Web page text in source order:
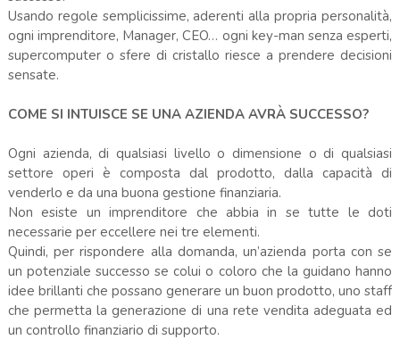
Usando regole semplicissime, aderenti alla propria personalità,
ogni imprenditore, Manager, CEO… ogni key-man senza esperti,
supercomputer o sfere di cristallo riesce a prendere decisioni
sensate.
COME SI INTUISCE SE UNA AZIENDA AVRÀ SUCCESSO?
Ogni azienda, di qualsiasi livello o dimensione o di qualsiasi
settore operi è composta dal prodotto, dalla capacità di
venderlo e da una buona gestione finanziaria.
Non esiste un imprenditore che abbia in se tutte le doti
necessarie per eccellere nei tre elementi.
Quindi, per rispondere alla domanda, un’azienda porta con se
un potenziale successo se colui o coloro che la guidano hanno
idee brillanti che possano generare un buon prodotto, uno staff
che permetta la generazione di una rete vendita adeguata ed
un controllo finanziario di supporto.